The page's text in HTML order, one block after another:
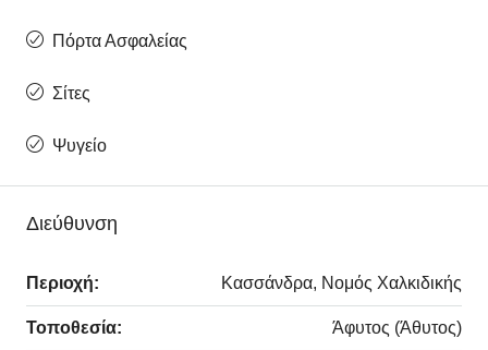
Πόρτα Ασφαλείας
Σίτες
Ψυγείο
Διεύθυνση
Περιοχή: Κασσάνδρα, Νομός Χαλκιδικής
Τοποθεσία: Άφυτος (Άθυτος)